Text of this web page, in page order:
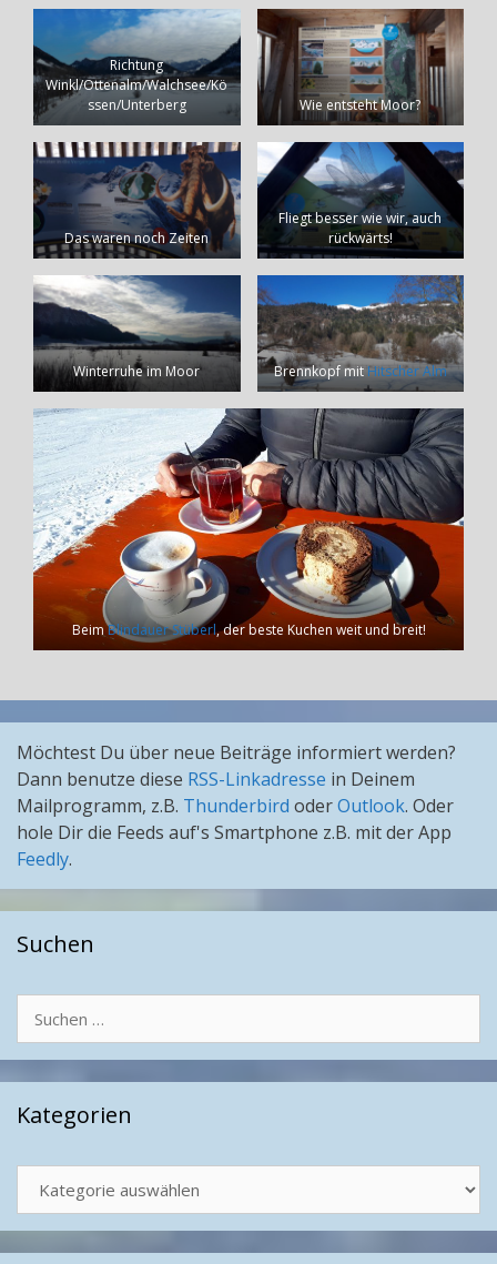
Richtung
Winkl/Ottenalm/Walchsee/Kö
ssen/Unterberg
Wie entsteht Moor?
Das waren noch Zeiten
Fliegt besser wie wir, auch
rückwärts!
Winterruhe im Moor Brennkopf mitHitscher Alm
BeimBlindauer Stüberl, der beste Kuchen weit und breit!
Möchtest Du über neue Beiträge informiert werden?
Dann benutze diese RSS-Linkadresse in Deinem
Mailprogramm, z.B. Thunderbird oderOutlook. Oder
hole Dir die Feeds auf's Smartphone z.B. mit der App
Feedly.
Suchen
nach:
Kategorien